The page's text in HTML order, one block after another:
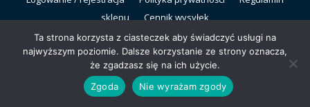
sklepu
Cennik wysyłek
Ta strona korzysta z ciasteczek aby świadczyć usługi na
najwyższym poziomie. Dalsze korzystanie ze strony oznacza,
że zgadzasz się na ich użycie.
Zgoda
Nie wyrażam zgody